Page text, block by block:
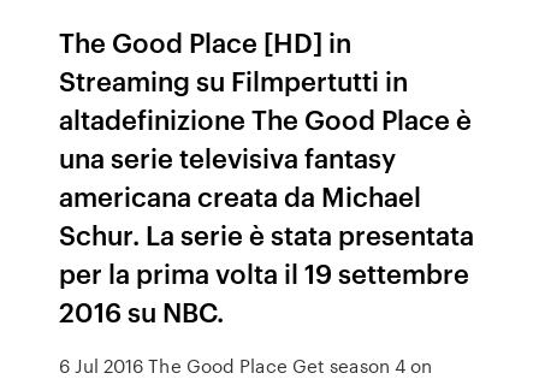
The Good Place [HD] in
Streaming su Filmpertutti in
altadefinizione The Good Place è
una serie televisiva fantasy
americana creata da Michael
Schur. La serie è stata presentata
per la prima volta il 19 settembre
2016 su NBC.
6 Jul 2016 The Good Place Get season 4 on